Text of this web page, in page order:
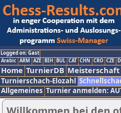
Logged on: Gast
Arabic ARM AZE BIH BUL CAT CHN CRO CZE
Home TurnierDB Meisterschaft
Turnierschach-Elozahl
Allgemeines Turnier anmelden: